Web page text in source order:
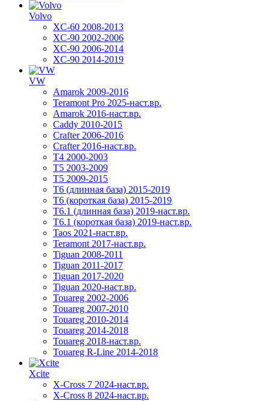
Volvo
XC-60 2008-2013
XC-90 2002-2006
XC-90 2006-2014
XC-90 2014-2019
VW
Amarok 2009-2016
Teramont Pro 2025-наст.вр.
Amarok 2016-наст.вр.
Caddy 2010-2015
Crafter 2006-2016
Crafter 2016-наст.вр.
T4 2000-2003
T5 2003-2009
T5 2009-2015
T6 (длинная база) 2015-2019
Т6 (короткая база) 2015-2019
T6.1 (длинная база) 2019-наст.вр.
T6.1 (короткая база) 2019-наст.вр.
Taos 2021-наст.вр.
Teramont 2017-наст.вр.
Tiguan 2008-2011
Tiguan 2011-2017
Tiguan 2017-2020
Tiguan 2020-наст.вр.
Touareg 2002-2006
Touareg 2007-2010
Touareg 2010-2014
Touareg 2014-2018
Touareg 2018-наст.вр.
Touareg R-Line 2014-2018
Xcite
X-Cross 7 2024-наст.вр.
X-Cross 8 2024-наст.вр.